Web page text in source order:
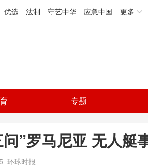
优选 法制 守艺中华 应急中国 更多
专题
”罗马尼亚 无人艇
环球时报